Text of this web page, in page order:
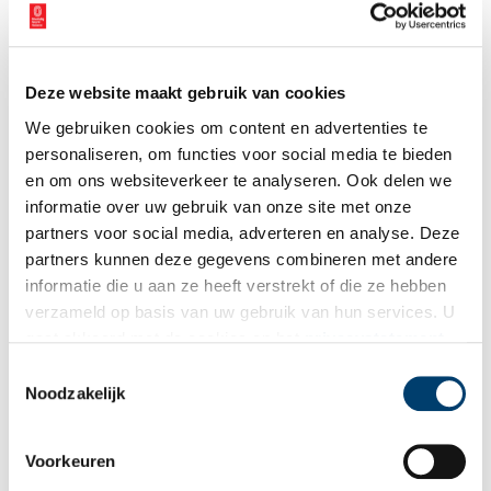
Deze website maakt gebruik van cookies
We gebruiken cookies om content en advertenties te
personaliseren, om functies voor social media te bieden
en om ons websiteverkeer te analyseren. Ook delen we
informatie over uw gebruik van onze site met onze
partners voor social media, adverteren en analyse. Deze
partners kunnen deze gegevens combineren met andere
informatie die u aan ze heeft verstrekt of die ze hebben
verzameld op basis van uw gebruik van hun services. U
Noodzakelijk
Voorkeuren
Wat gebeurt er als je de historische kamers van een
grachtenhuis laat aankleden met mode, sieraden, fotografie en
beeldende kunst? Het Amsterdamse Huis Willet-Holthuysen
laat het zien.
De ’toovertuinen’ van Frascati
Het Amsterdamse Theater Frascati in de Nes mag dan zo nu en